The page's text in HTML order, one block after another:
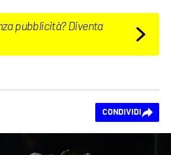
pubblicità? Diventa
CONDIVIDI